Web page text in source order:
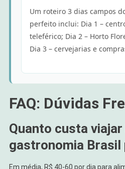
Um roteiro 3 dias campos
perfeito inclui: Dia 1 –
teleférico; Dia 2 – Horto
Dia 3 – cervejarias e
FAQ: Dúvidas
Quanto custa
gastronomia Brasil
Em média, R$ 40-60 por dia para